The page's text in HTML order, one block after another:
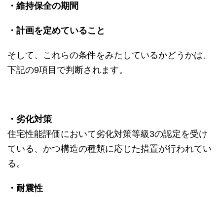
・維持保全の期間
・計画を定めていること
そして、これらの条件をみたしているかどうかは、
下記の9項目で判断されます。
・劣化対策
住宅性能評価において劣化対策等級3の認定を受け
ている、かつ構造の種類に応じた措置が行われてい
る。
・耐震性